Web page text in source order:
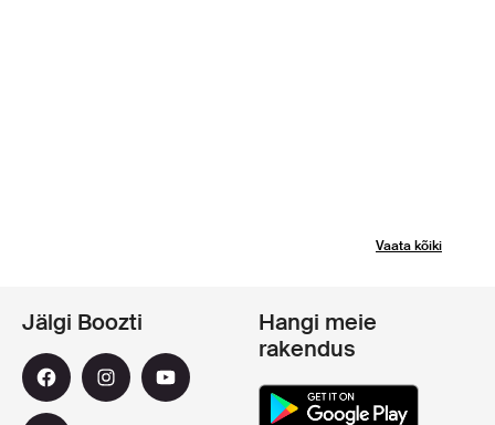
Vaata kõiki
Jälgi Boozti
Hangi meie
rakendus